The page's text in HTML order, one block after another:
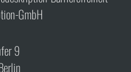
GmbH
9